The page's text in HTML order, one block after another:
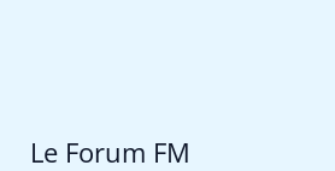
Le Forum FM